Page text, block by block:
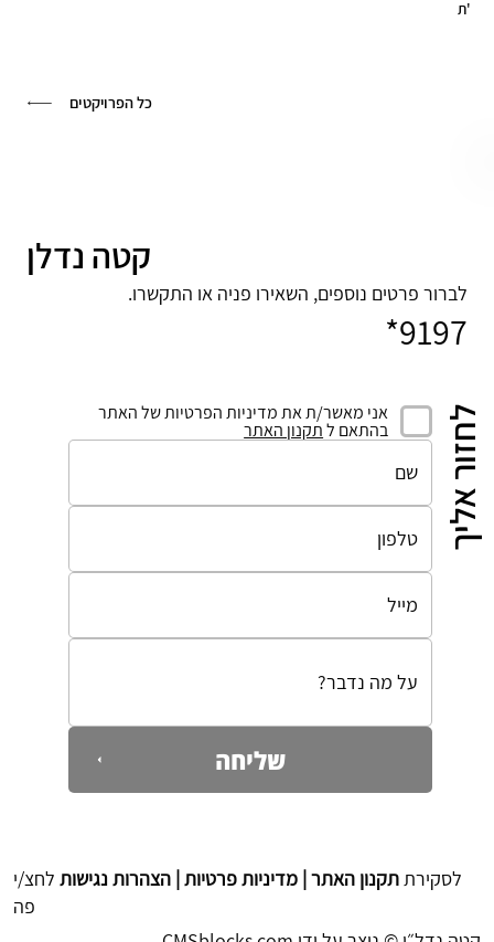
כל הפרויקטים
קטה נדלן
לברור פרטים נוספים, השאירו פניה או התקשרו.
9197*
שליחה
אני מאשר/ת את מדיניות הפרטיות של האתר
בהתאם לתקנון האתר לחזור אליך
לסקירתתקנון האתר | מדיניות פרטיות | הצהרות נגישות לחצ/י
פה